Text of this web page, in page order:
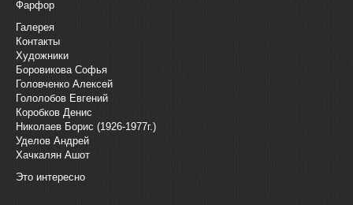
Фарфор
Галерея
Контакты
Художники
Боровикова Софья
Головченко Алексей
Гололобов Евгений
Коробков Денис
Николаев Борис (1926-1977г.)
Уделов Андрей
Хачкалян Ашот
Это интересно